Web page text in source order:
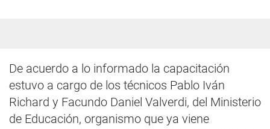
De acuerdo a lo informado la capacitación
estuvo a cargo de los técnicos Pablo Iván
Richard y Facundo Daniel Valverdi, del Ministerio
de Educación, organismo que ya viene